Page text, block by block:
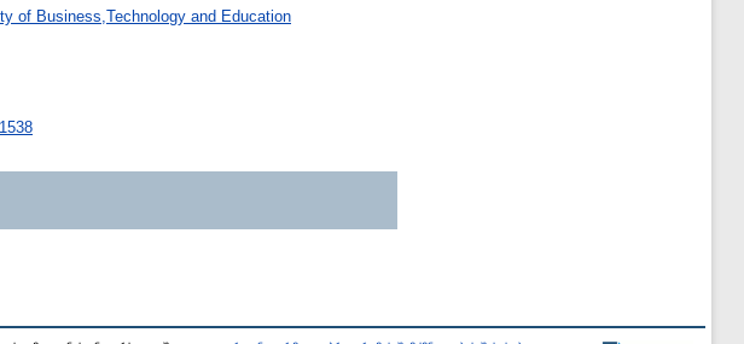
of Business,Technology and Education